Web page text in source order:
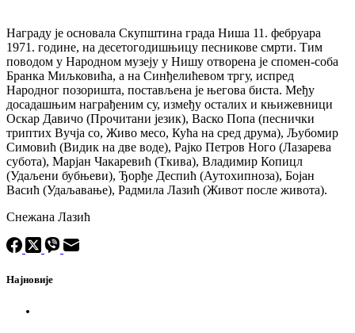
Награду је основала Скупштина града Ниша 11. фебруара
1971. године, на десетогодишњицу песникове смрти. Тим
поводом у Народном музеју у Нишу отворена је спомен-соба
Бранка Миљковића, а на Синђелићевом тргу, испред
Народног позоришта, постављена је његова биста. Међу
досадашњим награђеним су, између осталих и књижевници
Оскар Давичо (Прочитани језик), Васко Попа (песнички
триптих Вучја со, Живо месо, Кућа на сред друма), Љубомир
Симовић (Видик на две воде), Рајко Петров Ного (Лазарева
субота), Марјан Чакаревић (Ткива), Владимир Копицл
(Удаљени бубњеви), Ђорђе Деспић (Аутохипноза), Бојан
Васић (Удаљавање), Радмила Лазић (Живот после живота).
Снежана Лазић
Најновије